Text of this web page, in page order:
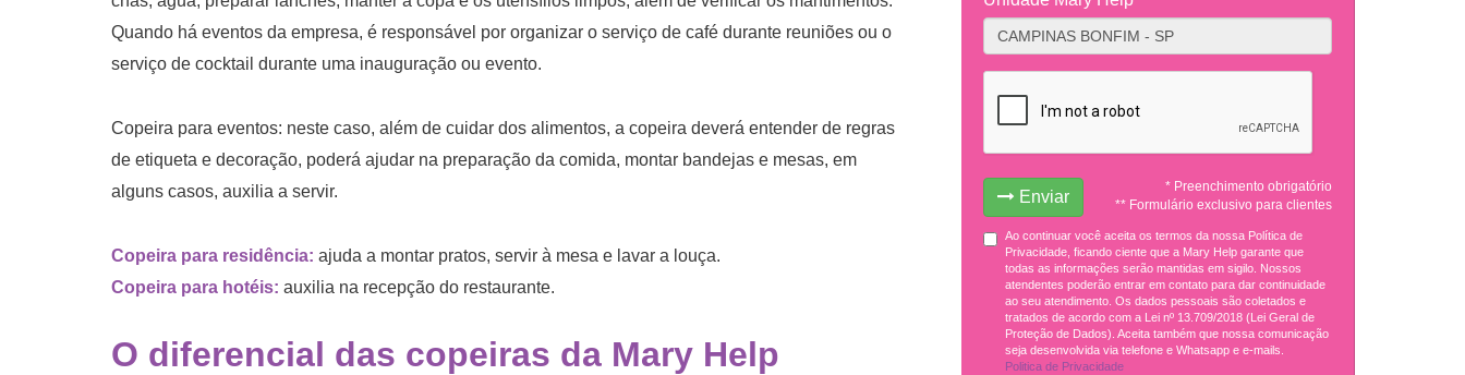
Quando há eventos da empresa, é responsável por organizar o serviço de café durante reuniões ou o
serviço de cocktail durante uma inauguração ou evento.
Copeira para eventos: neste caso, além de cuidar dos alimentos, a copeira deverá entender de regras
de etiqueta e decoração, poderá ajudar na preparação da comida, montar bandejas e mesas, em
alguns casos, auxilia a servir.
Copeira para residência: ajuda a montar pratos, servir à mesa e lavar a louça.
Copeira para hotéis: auxilia na recepção do restaurante.
O diferencial das copeiras da Mary Help
Enviar
* Preenchimento obrigatório
** Formulário exclusivo para clientes
Ao continuar você aceita os termos da nossa Política de
Privacidade, ficando ciente que a Mary Help garante que
todas as informações serão mantidas em sigilo. Nossos
atendentes poderão entrar em contato para dar continuidade
ao seu atendimento. Os dados pessoais são coletados e
tratados de acordo com a Lei nº 13.709/2018 (Lei Geral de
Proteção de Dados). Aceita também que nossa comunicação
seja desenvolvida via telefone e Whatsapp e e-mails.
Politica de Privacidade